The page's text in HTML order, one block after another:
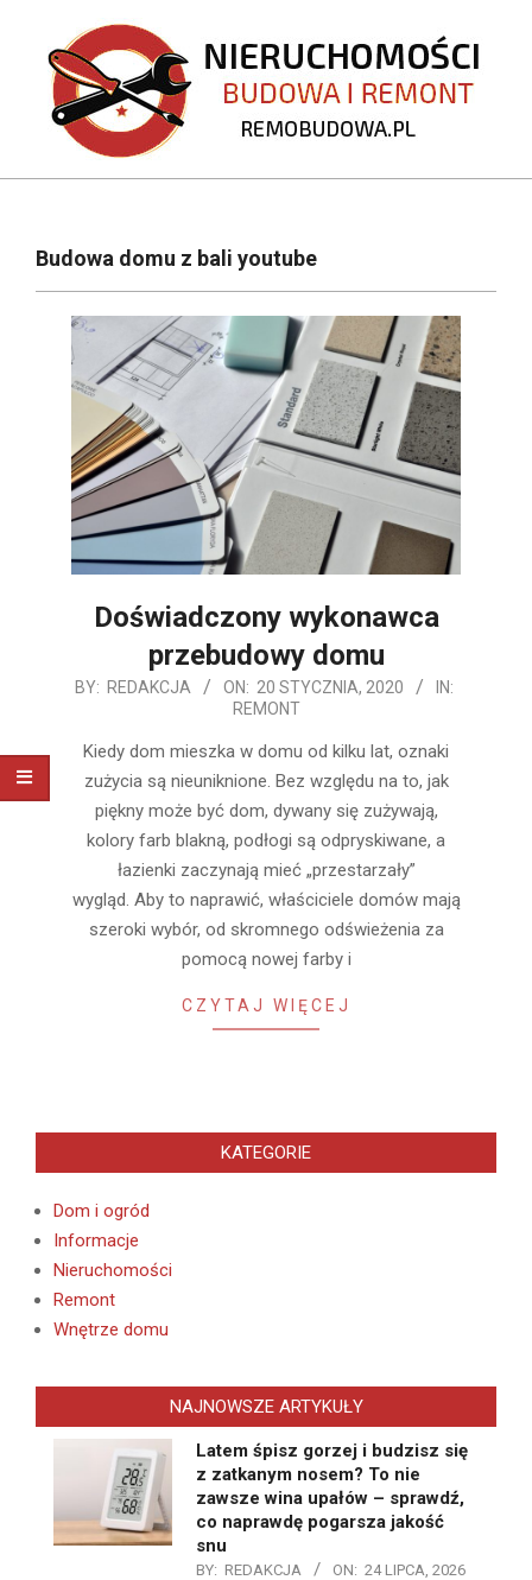
content
REMOBUDOWA.PL
NavigationBudowa domu z bali youtube
Doświadczony wykonawca
przebudowy domu
2020-
20
BY: REDAKCJA ON: 20 STYCZNIA, 2020
IN:
REMONT
Kiedy dom mieszka w domu od kilku lat, oznaki
zużycia są nieuniknione. Bez względu na to, jak
piękny może być dom, dywany się zużywają,
kolory farb blakną, podłogi są odpryskiwane, a
łazienki zaczynają mieć „przestarzały”
wygląd. Aby to naprawić, właściciele domów mają
szeroki wybór, od skromnego odświeżenia za
pomocą nowej farby i
CZYTAJ WIĘCEJ
KATEGORIE
Dom i ogród
Informacje
Nieruchomości
Remont
Wnętrze domu
NAJNOWSZE ARTYKUŁY
Latem śpisz gorzej i budzisz się
z zatkanym nosem? To nie
zawsze wina upałów – sprawdź,
co naprawdę pogarsza jakość
snu
BY: REDAKCJA ON: 24 LIPCA, 2026